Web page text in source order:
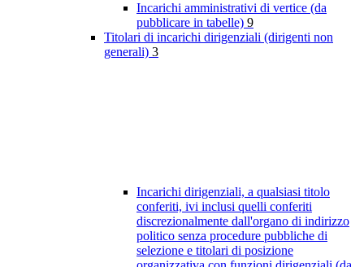
Incarichi amministrativi di vertice (da
pubblicare in tabelle) 9
Titolari di incarichi dirigenziali (dirigenti non
generali) 3
Incarichi dirigenziali, a qualsiasi titolo
conferiti, ivi inclusi quelli conferiti
discrezionalmente dall'organo di indirizzo
politico senza procedure pubbliche di
selezione e titolari di posizione